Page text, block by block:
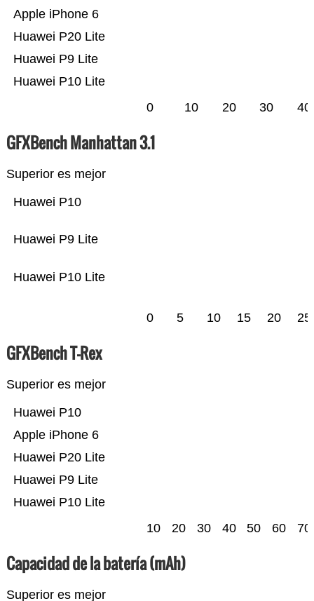
Huawei P10 Lite
Huawei P9 Lite
Huawei P20 Lite
Apple iPhone 6
0 10 20 30 40
GFXBench Manhattan 3.1
Superior es mejor
Huawei P10 Lite
Huawei P9 Lite
Huawei P10
0 5 10 15 20 25
GFXBench T-Rex
Superior es mejor
Huawei P10 Lite
Huawei P9 Lite
Huawei P20 Lite
Apple iPhone 6
Huawei P10
10 20 30 40 50 60 70
Capacidad de la batería (mAh)
Superior es mejor